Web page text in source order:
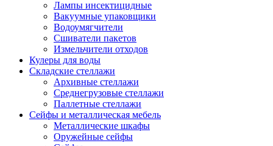
Лампы инсектицидные
Вакуумные упаковщики
Водоумягчители
Сшиватели пакетов
Измельчители отходов
Кулеры для воды
Складские стеллажи
Архивные стеллажи
Среднегрузовые стеллажи
Паллетные стеллажи
Сейфы и металлическая мебель
Металлические шкафы
Оружейные сейфы